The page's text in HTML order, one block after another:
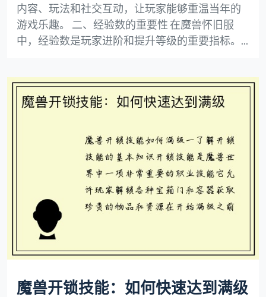
内容、玩法和社交互动，让玩家能够重温当年的
游戏乐趣。 二、经验数的重要性 在魔兽怀旧服
中，经验数是玩家进阶和提升等级的重要指标。...
魔兽开锁技能：如何快速达到满级